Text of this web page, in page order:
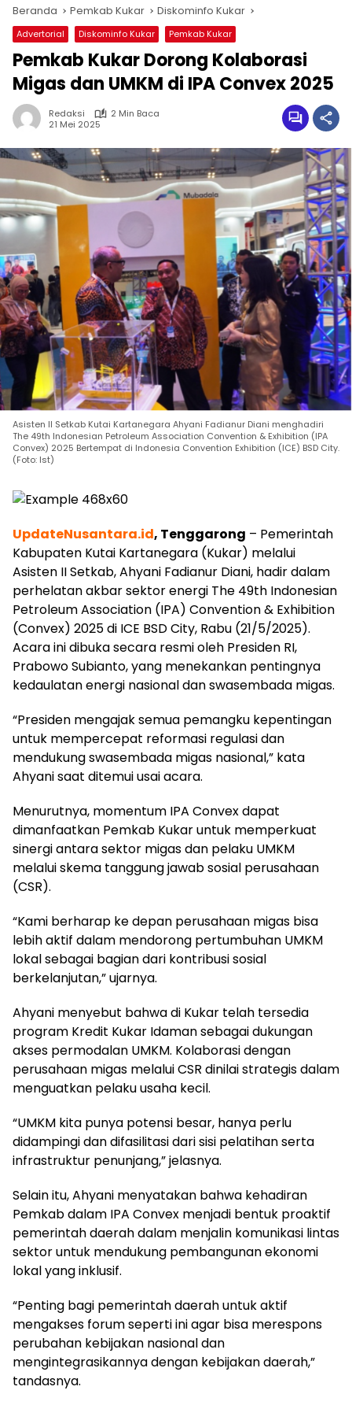
Beranda Pemkab Kukar Diskominfo Kukar
Advertorial Diskominfo Kukar Pemkab Kukar
Pemkab Kukar Dorong Kolaborasi
Migas dan UMKM di IPA Convex 2025
Redaksi
2 Min Baca
21 Mei 2025
Asisten II Setkab Kutai Kartanegara Ahyani Fadianur Diani menghadiri
The 49th Indonesian Petroleum Association Convention & Exhibition (IPA
Convex) 2025 Bertempat di Indonesia Convention Exhibition (ICE) BSD City.
(Foto: Ist)
UpdateNusantara.id, Tenggarong – Pemerintah
Kabupaten Kutai Kartanegara (Kukar) melalui
Asisten II Setkab, Ahyani Fadianur Diani, hadir dalam
perhelatan akbar sektor energi The 49th Indonesian
Petroleum Association (IPA) Convention & Exhibition
(Convex) 2025 di ICE BSD City, Rabu (21/5/2025).
Acara ini dibuka secara resmi oleh Presiden RI,
Prabowo Subianto, yang menekankan pentingnya
kedaulatan energi nasional dan swasembada migas.
“Presiden mengajak semua pemangku kepentingan
untuk mempercepat reformasi regulasi dan
mendukung swasembada migas nasional,” kata
Ahyani saat ditemui usai acara.
Menurutnya, momentum IPA Convex dapat
dimanfaatkan Pemkab Kukar untuk memperkuat
sinergi antara sektor migas dan pelaku UMKM
melalui skema tanggung jawab sosial perusahaan
(CSR).
“Kami berharap ke depan perusahaan migas bisa
lebih aktif dalam mendorong pertumbuhan UMKM
lokal sebagai bagian dari kontribusi sosial
berkelanjutan,” ujarnya.
Ahyani menyebut bahwa di Kukar telah tersedia
program Kredit Kukar Idaman sebagai dukungan
akses permodalan UMKM. Kolaborasi dengan
perusahaan migas melalui CSR dinilai strategis dalam
menguatkan pelaku usaha kecil.
“UMKM kita punya potensi besar, hanya perlu
didampingi dan difasilitasi dari sisi pelatihan serta
infrastruktur penunjang,” jelasnya.
Selain itu, Ahyani menyatakan bahwa kehadiran
Pemkab dalam IPA Convex menjadi bentuk proaktif
pemerintah daerah dalam menjalin komunikasi lintas
sektor untuk mendukung pembangunan ekonomi
lokal yang inklusif.
“Penting bagi pemerintah daerah untuk aktif
mengakses forum seperti ini agar bisa merespons
perubahan kebijakan nasional dan
mengintegrasikannya dengan kebijakan daerah,”
tandasnya.